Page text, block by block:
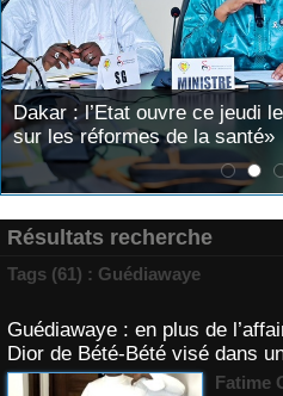
Dakar : l’Etat ouvre ce jeudi
sur les réformes de la santé»
Résultats recherche
Tags (61) : Guédiawaye
Guédiawaye : en plus de
Dior de Bété-Bété visé dans
Fatime